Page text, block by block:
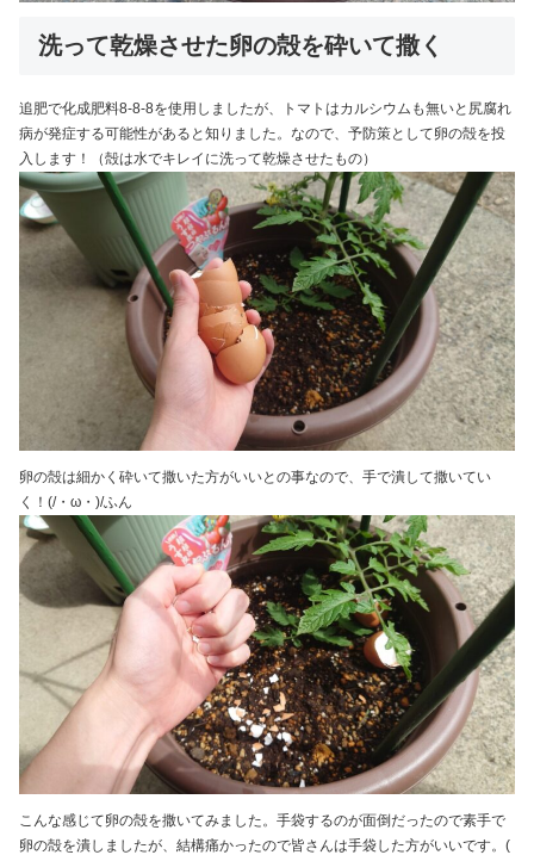
洗って乾燥させた卵の殻を砕いて撒く
追肥で化成肥料8-8-8を使用しましたが、トマトはカルシウムも無いと尻腐れ
病が発症する可能性があると知りました。なので、予防策として卵の殻を投
入します！（殻は水でキレイに洗って乾燥させたもの）
卵の殻は細かく砕いて撒いた方がいいとの事なので、手で潰して撒いてい
く！(/・ω・)/ふん
こんな感じて卵の殻を撒いてみました。手袋するのが面倒だったので素手で
卵の殻を潰しましたが、結構痛かったので皆さんは手袋した方がいいです。(